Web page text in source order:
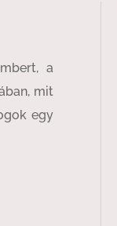
a
mit
egy